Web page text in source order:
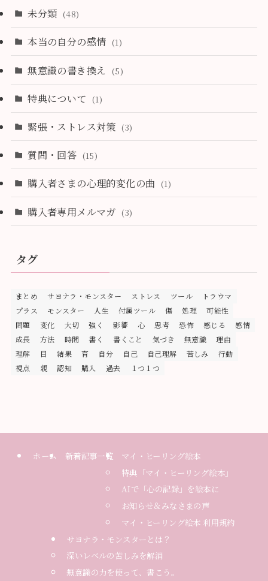
未分類 (48)
本当の自分の感情 (1)
無意識の書き換え (5)
特典について (1)
緊張・ストレス対策 (3)
質問・回答 (15)
購入者さまの心理的変化の曲 (1)
購入者専用メルマガ (3)
タグ
まとめ サヨナラ・モンスター ストレス ツール
トラウマ
プラス
モンスター 人生 付属ツール 傷 処理
可能性
問題
変化 大切 強く 影響 心 思考 恐怖 感じる
感情
成長
方法 時間 書く 書くこと 気づき 無意識
理由
理解
目 結果 育 自分 自己 自己理解 苦しみ
行動
視点
親 認知 購入 過去 １つ１つ
ホーム 新着記事一覧
マイ・ヒーリング絵本
特典「マイ・ヒーリング絵本」
AIで「心の記録」を絵本に
お知らせ＆みなさまの声
マイ・ヒーリング絵本 利用規約
サヨナラ・モンスターとは？
深いレベルの苦しみを解消
無意識の力を使って、書こう。